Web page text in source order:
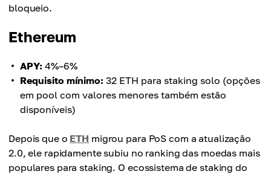
bloqueio.
Ethereum
APY: 4%–6%
Requisito mínimo: 32 ETH para staking solo (opções
em pool com valores menores também estão
disponíveis)
Depois que o ETH migrou para PoS com a atualização
2.0, ele rapidamente subiu no ranking das moedas mais
populares para staking. O ecossistema de staking do